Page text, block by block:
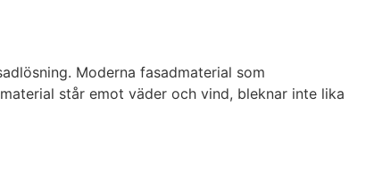
Moderna fasadmaterial som
står emot väder och vind, bleknar inte lika